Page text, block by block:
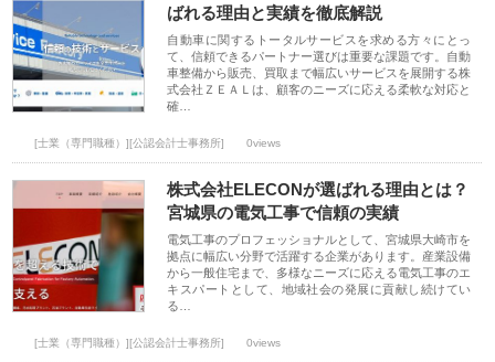
ばれる理由と実績を徹底解説
自動車に関するトータルサービスを求める方々にとっ
て、信頼できるパートナー選びは重要な課題です。自動
車整備から販売、買取まで幅広いサービスを展開する株
式会社ＺＥＡＬは、顧客のニーズに応える柔軟な対応と
確…
[士業（専門職種）][公認会計士事務所] 0views
株式会社ELECONが選ばれる理由とは？
宮城県の電気工事で信頼の実績
電気工事のプロフェッショナルとして、宮城県大崎市を
拠点に幅広い分野で活躍する企業があります。産業設備
から一般住宅まで、多様なニーズに応える電気工事のエ
キスパートとして、地域社会の発展に貢献し続けてい
る…
[士業（専門職種）][公認会計士事務所] 0views